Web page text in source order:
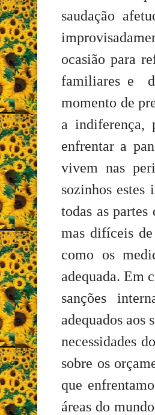
saudação
ocasião para
familiares e
momento de
a
enfrentar a
vivem nas
sozinhos
todas as
mas difíceis
como os
adequada. Em
sanções
adequados aos
necessidades
sobre os
que
áreas do